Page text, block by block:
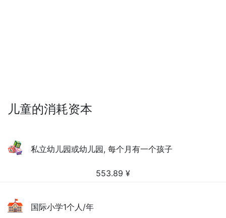
儿童的消耗资本
私立幼儿园或幼儿园, 每个月有一个孩子
553.89 ¥
国际小学1个人/年